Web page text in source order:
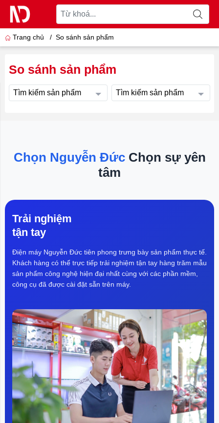
Trang chủ / So sánh sản phẩm
So sánh sản phẩm
Tìm kiếm sản phẩm Tìm kiếm sản phẩm
Chọn Nguyễn Đức Chọn sự yên
tâm
Trải nghiệm
tận tay
Điện máy Nguyễn Đức tiên phong trưng bày sản phẩm thực tế.
Khách hàng có thể trực tiếp trải nghiệm tận tay hàng trăm mẫu
sản phẩm công nghệ hiện đại nhất cùng với các phần mềm,
công cụ đã được cài đặt sẵn trên máy.